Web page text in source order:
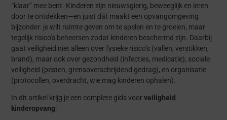
“klaar” mee bent. Kinderen zijn nieuwsgierig, beweeglijk en leren
door te ontdekken—en juist dát maakt een opvangomgeving
bijzonder: je wilt ruimte geven om te spelen en te groeien, maar
tegelijk risico’s beheersen zodat kinderen beschermd zijn. Daarbij
gaat veiligheid niet alleen over fysieke risico’s (vallen, verstikken,
brand), maar ook over gezondheid (infecties, medicatie), sociale
veiligheid (pesten, grensoverschrijdend gedrag), en organisatie
(protocollen, overdracht, wie mag kinderen ophalen).
In dit artikel krijg je een complete gids voorveiligheid
kinderopvang: